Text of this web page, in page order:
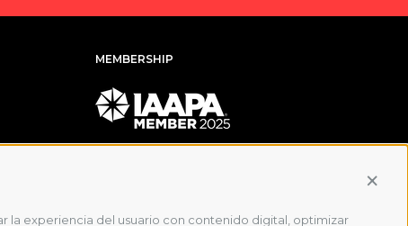
la experiencia del usuario con contenido digital, optimizar
MEMBERSHIP